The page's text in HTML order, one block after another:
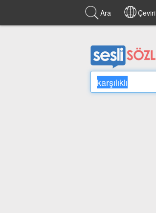
Ara Çeviri